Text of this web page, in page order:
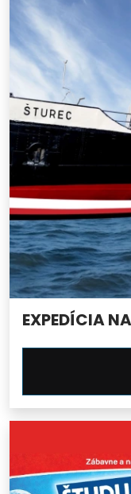
EXPEDÍCIA